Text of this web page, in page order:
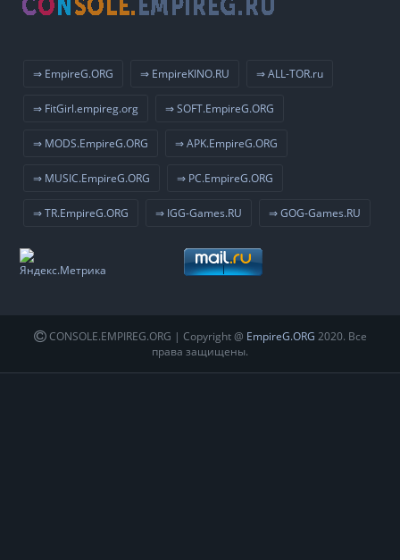
⇒ EmpireG.ORG ⇒ EmpireKINO.RU ⇒ ALL-TOR.ru
⇒ FitGirl.empireg.org ⇒ SOFT.EmpireG.ORG
⇒ MODS.EmpireG.ORG ⇒ APK.EmpireG.ORG
⇒ MUSIC.EmpireG.ORG ⇒ PC.EmpireG.ORG
⇒ TR.EmpireG.ORG ⇒ IGG-Games.RU ⇒ GOG-Games.RU
CONSOLE.EMPIREG.ORG | Copyright @ EmpireG.ORG 2020. Все
права защищены.